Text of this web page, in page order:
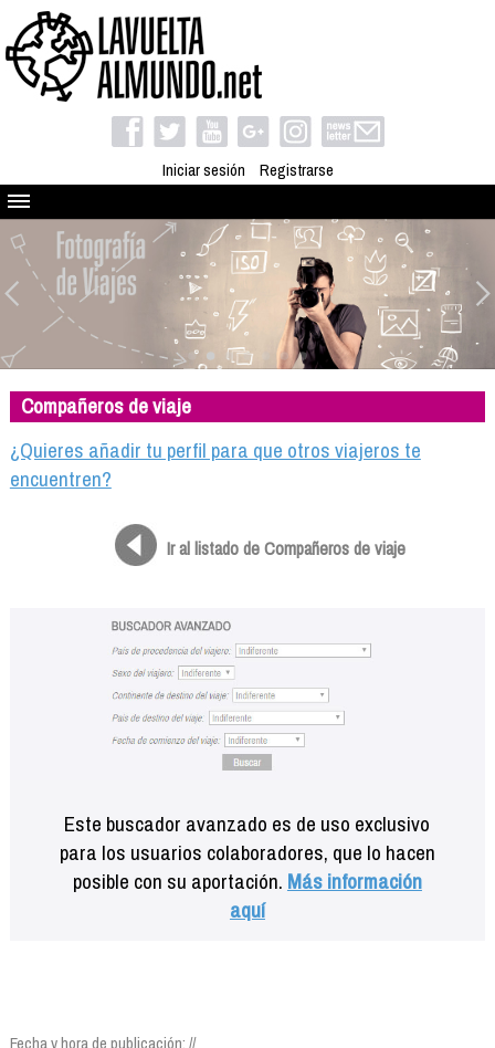
Iniciar sesión Registrarse
Quienes somos
El proyecto
Blog
Viaja con nosotros
Camino solidario
Libros
Compañeros de viaje
Compañeros de viaje
¿Quieres añadir tu perfil para que otros viajeros te
encuentren?
Ir al listado de Compañeros de viaje
Este buscador avanzado es de uso exclusivo
para los usuarios colaboradores, que lo hacen
posible con su aportación. Más información
aquí
Fecha y hora de publicación: //